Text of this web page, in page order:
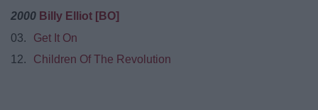
2000 Billy Elliot [BO]
03.
Get It On
12.
Children Of The Revolution